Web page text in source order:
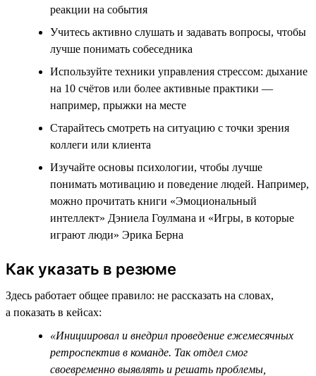
реакции на события
Учитесь активно слушать и задавать вопросы, чтобы
лучше понимать собеседника
Используйте техники управления стрессом: дыхание
на 10 счётов или более активные практики —
например, прыжки на месте
Старайтесь смотреть на ситуацию с точки зрения
коллеги или клиента
Изучайте основы психологии, чтобы лучше
понимать мотивацию и поведение людей. Например,
можно прочитать книги «Эмоциональный
интеллект» Дэниела Гоулмана и «Игры, в которые
играют люди» Эрика Берна
Как указать в резюме
Здесь работает общее правило: не рассказать на словах,
а показать в кейсах:
«Инициировал и внедрил проведение ежемесячных
ретроспектив в команде. Так отдел смог
своевременно выявлять и решать проблемы,